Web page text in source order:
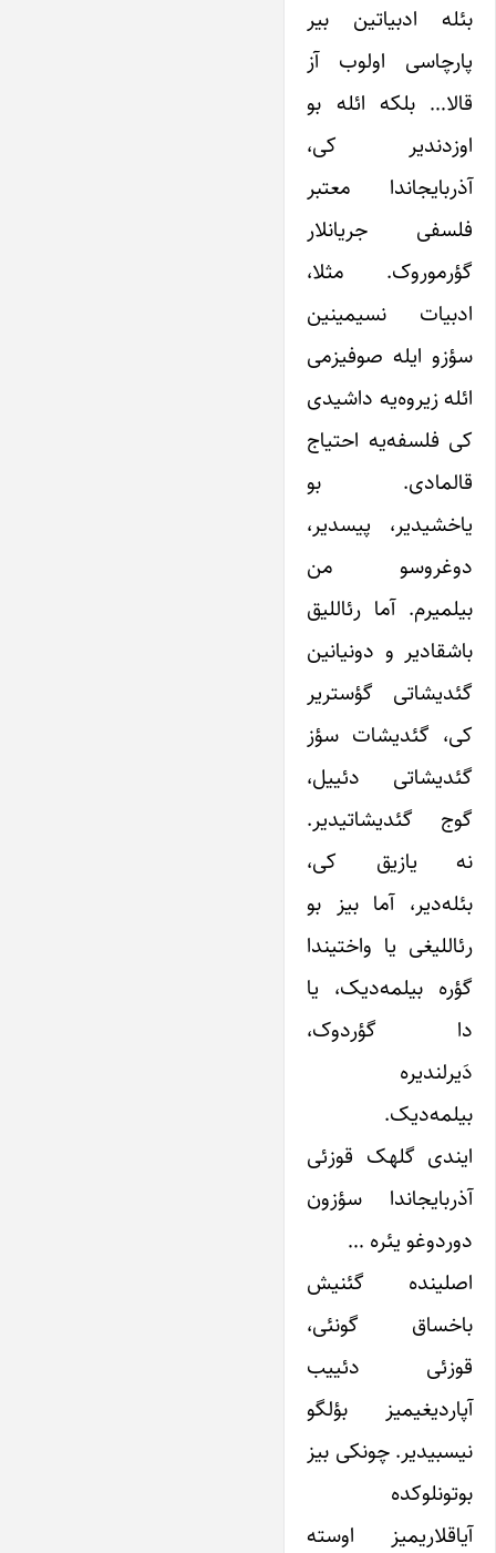
بئله ادبیاتین بیر
پارچاسی اولوب آز
قالا… بلکه ائله بو
اوزدندیر کی،
آذربایجاندا معتبر
فلسفی جریانلار
گؤرموروک. مثلا،
ادبیات نسیمینین
سؤزو ایله صوفیزمی
ائله زیروه‌یه داشیدی
کی فلسفه‌یه احتیاج
قالمادی. بو
یاخشیدیر، پیسدیر،
دوغروسو من
بیلمیرم. آما رئاللیق
باشقادیر و دونیانین
گئدیشاتی گؤستریر
کی، گئدیشات سؤز
گئدیشاتی دئییل،
گوج گئدیشاتیدیر.
نه یازیق کی،
بئله‌دیر، آما بیز بو
رئاللیغی یا واختیندا
گؤره بیلمه‌دیک، یا
دا گؤردوک،
دَیرلندیره
بیلمه‌دیک.
ایندی گلهک قوزئی
آذربایجاندا سؤزون
دوردوغو یئره …
اصلینده گئنیش
باخساق گونئی،
قوزئی دئییب
آپاردیغیمیز بؤلگو
نیسبیدیر. چونکی بیز
بوتونلوکده
آیاقلاریمیز اوسته